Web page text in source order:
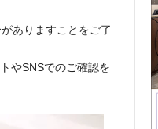
ありますことをご了
やSNSでのご確認を